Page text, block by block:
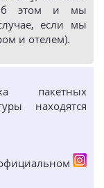
этом и мы
если мы
и отелем).
пакетных
находятся